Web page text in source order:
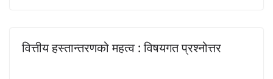
वित्तीय हस्तान्तरणको महत्व : विषयगत प्रश्नोत्तर